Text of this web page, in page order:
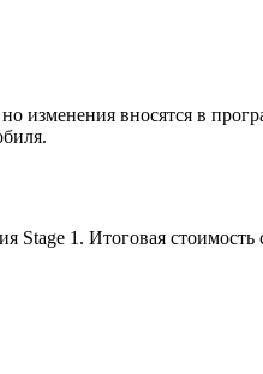
изменения вносятся в
1. Итоговая стоимость